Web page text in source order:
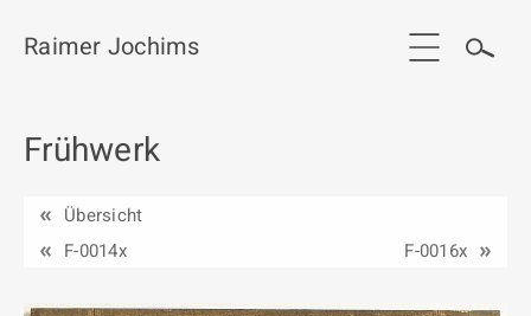
Start
Werkgruppen / Work groups
Raimer Jochims
Frühwerk
Übersicht
F-0014x
F-0016x